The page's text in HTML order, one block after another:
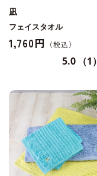
凪
フェイスタオル
1,760円
5.0 （1）